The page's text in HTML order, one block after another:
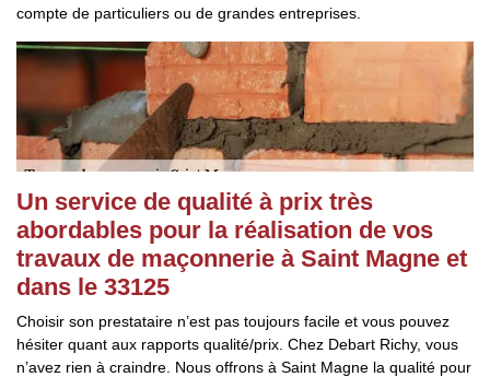
compte de particuliers ou de grandes entreprises.
Un service de qualité à prix très
abordables pour la réalisation de vos
travaux de maçonnerie à Saint Magne et
dans le 33125
Choisir son prestataire n’est pas toujours facile et vous pouvez
hésiter quant aux rapports qualité/prix. Chez Debart Richy, vous
n’avez rien à craindre. Nous offrons à Saint Magne la qualité pour